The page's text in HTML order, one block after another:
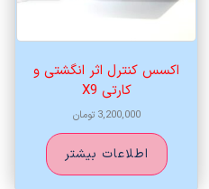
اکسس کنترل اثر انگشتی و
کارتی X9
3,200,000 تومان
اطلاعات بیشتر